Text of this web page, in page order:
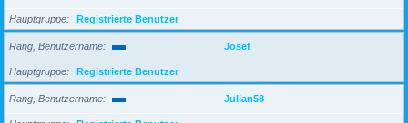
Hauptgruppe Registrierte Benutzer
Rang, Benutzername Josef
Hauptgruppe Registrierte Benutzer
Rang, Benutzername Julian58